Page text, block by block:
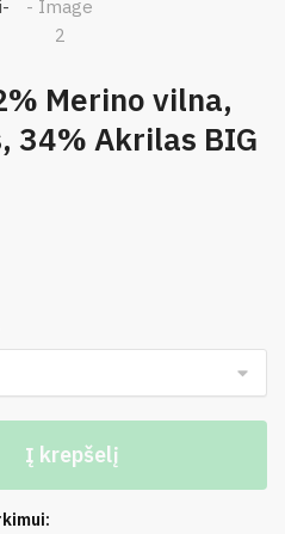
Merino vilna,
34% Akrilas BIG
Į krepšelį